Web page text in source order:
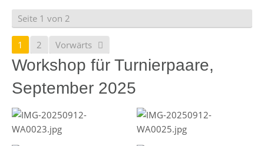
Seite 1 von 2
1 2 Vorwärts
Workshop für Turnierpaare,
September 2025